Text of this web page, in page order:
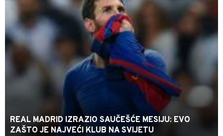
REAL MADRID IZRAZIO SAUČEŠĆE MESIJU: EVO
ZAŠTO JE NAJVEĆI KLUB NA SVIJETU